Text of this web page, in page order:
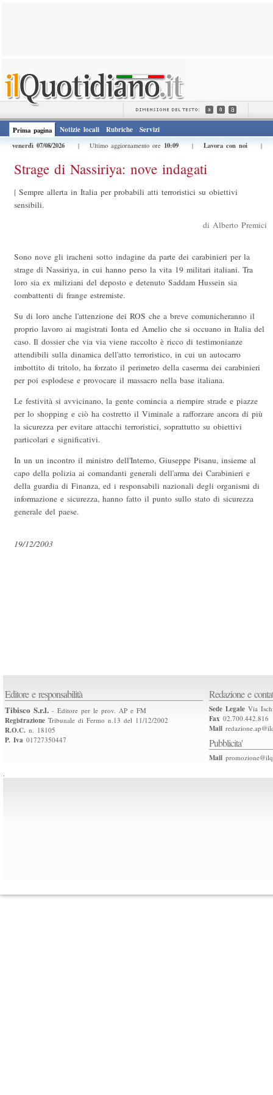
Prima pagina Notizie locali Rubriche
Servizi
venerdì 07/08/2026
| Ultimo aggiornamento ore 10:09 | Lavora con noi |
Strage di Nassiriya: nove indagati
| Sempre allerta in Italia per probabili atti terroristici su obiettivi
sensibili.
di Alberto Premici
Sono nove gli iracheni sotto indagine da parte dei carabinieri per la
strage di Nassiriya, in cui hanno perso la vita 19 militari italiani. Tra
loro sia ex miliziani del deposto e detenuto Saddam Hussein sia
combattenti di frange estremiste.
Su di loro anche l'attenzione dei ROS che a breve comunicheranno il
proprio lavoro ai magistrati Ionta ed Amelio che si occuano in Italia del
caso. Il dossier che via via viene raccolto è ricco di testimonianze
attendibili sulla dinamica dell'atto terroristico, in cui un autocarro
imbottito di tritolo, ha forzato il perimetro della caserma dei carabinieri
per poi esplodese e provocare il massacro nella base italiana.
Le festività si avvicinano, la gente comincia a riempire strade e piazze
per lo shopping e ciò ha costretto il Viminale a rafforzare ancora di più
la sicurezza per evitare attacchi terroristici, soprattutto su obiettivi
particolari e significativi.
In un un incontro il ministro dell'Interno, Giuseppe Pisanu, insieme al
capo della polizia ai comandanti generali dell'arma dei Carabinieri e
della guardia di Finanza, ed i responsabili nazionali degli organismi di
informazione e sicurezza, hanno fatto il punto sullo stato di sicurezza
generale del paese.
19/12/2003
Editore e responsabilità
Tibisco S.r.l. - Editore per le prov. AP e FM
Registrazione Tribunale di Fermo n.13 del 11/12/2002
R.O.C. n. 18105
P. Iva 01727350447
Redazione e
Sede Legale Via
Fax 02.700.442.816
Mail
Pubblicita'
Mail
.